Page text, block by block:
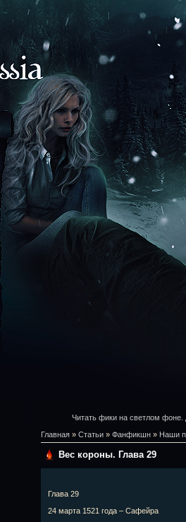
Читать фики на светлом фоне.
Главная » Статьи » Фанфикшн » Наши
Вес короны. Глава 29
Глава 29
24 марта 1521 года – Сафейра